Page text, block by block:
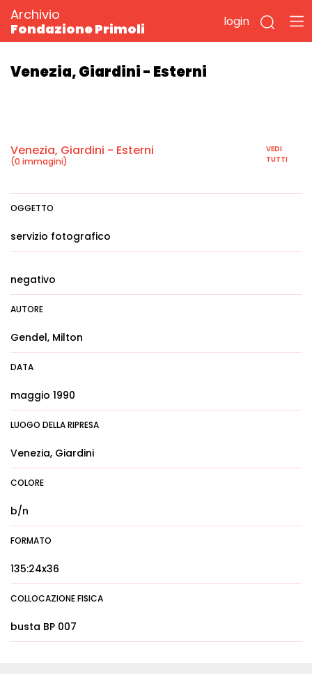
Archivio
Fondazione Primoli
login
Venezia, Giardini - Esterni
Venezia, Giardini - Esterni
(0 immagini)
VEDI
TUTTI
OGGETTO
servizio fotografico
negativo
AUTORE
Gendel, Milton
DATA
maggio 1990
LUOGO DELLA RIPRESA
Venezia, Giardini
COLORE
b/n
FORMATO
135:24x36
COLLOCAZIONE FISICA
busta BP 007